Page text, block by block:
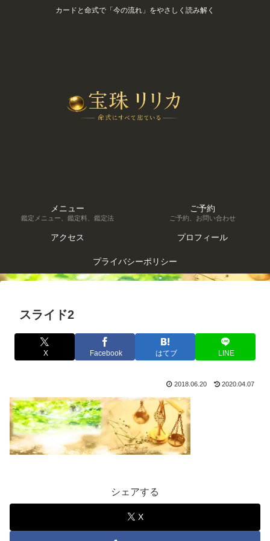
カードと命式で「今の流れ」をやさしく読み解く
メニュー
鑑定メニュー、鑑定料、鑑定法
ご予約
ご予約、お問い合わせ
アクセス プロフィール
プライバシーポリシー
スライド2
X Facebook はてブ LINE
2018.06.20 2020.04.07
シェアする
X